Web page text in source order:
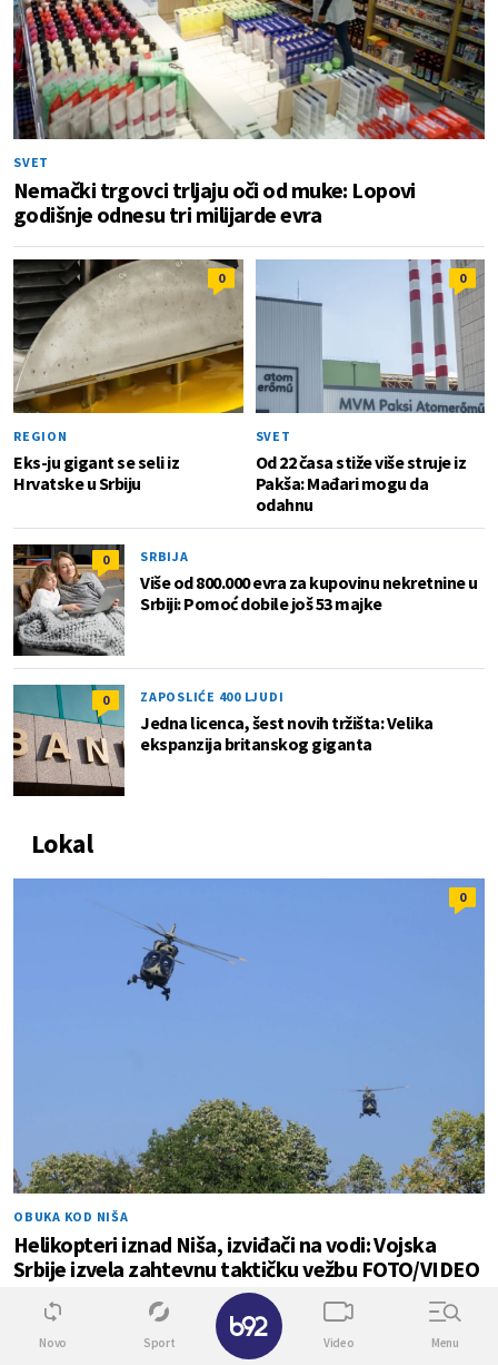
SVET
Nemački trgovci trljaju oči od muke: Lopovi
godišnje odnesu tri milijarde evra
0
REGION
Eks-ju gigant se seli iz
Hrvatske u Srbiju
0
SVET
Od 22 časa stiže više struje iz
Pakša: Mađari mogu da
odahnu
0 SRBIJA
Više od 800.000 evra za kupovinu nekretnine u
Srbiji: Pomoć dobile još 53 majke
0 ZAPOSLIĆE 400 LJUDI
Jedna licenca, šest novih tržišta: Velika
ekspanzija britanskog giganta
Lokal
0
OBUKA KOD NIŠA
Helikopteri iznad Niša, izviđači na vodi: Vojska
Srbije izvela zahtevnu taktičku vežbu FOTO/VIDEO
0
Novo Sport Video Menu
✕